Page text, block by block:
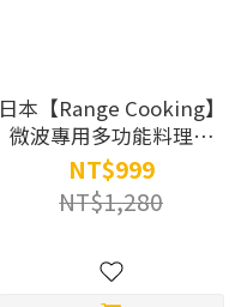
日本【Range Cooking】
微波專用多功能料理盒
SA035
NT$999
NT$1,280